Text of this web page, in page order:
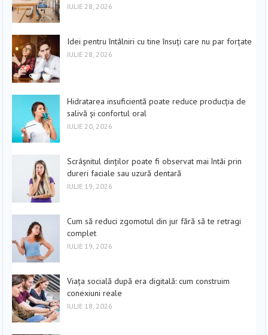
IULIE 28, 2026
Idei pentru întâlniri cu tine însuți care nu par forțate
IULIE 28, 2026
Hidratarea insuficientă poate reduce producția de
salivă și confortul oral
IULIE 20, 2026
Scrâșnitul dinților poate fi observat mai întâi prin
dureri faciale sau uzură dentară
IULIE 19, 2026
Cum să reduci zgomotul din jur fără să te retragi
complet
IULIE 19, 2026
Viața socială după era digitală: cum construim
conexiuni reale
IULIE 18, 2026